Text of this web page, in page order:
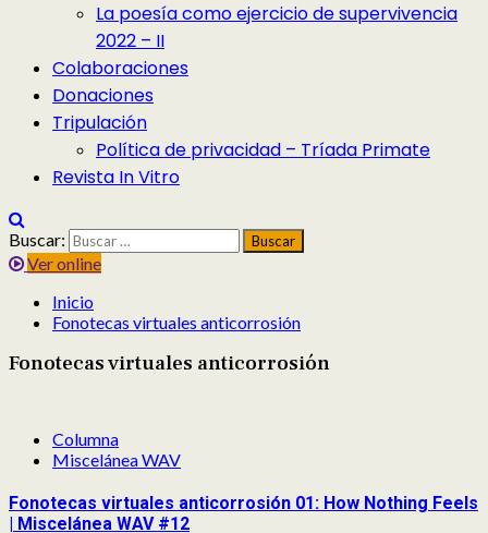
La poesía como ejercicio de supervivencia
2022 – II
Colaboraciones
Donaciones
Tripulación
Política de privacidad – Tríada Primate
Revista In Vitro
Buscar:
Ver online
Inicio
Fonotecas virtuales anticorrosión
Fonotecas virtuales anticorrosión
Columna
Miscelánea WAV
Fonotecas virtuales anticorrosión 01: How Nothing Feels
| Miscelánea WAV #12